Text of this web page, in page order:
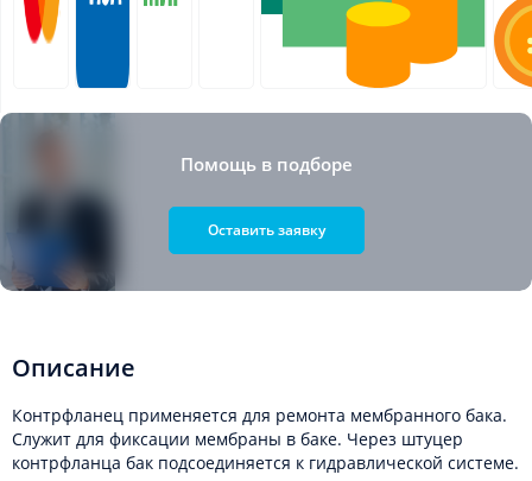
Помощь в подборе
Оставить заявку
Описание
Контрфланец применяется для ремонта мембранного бака.
Служит для фиксации мембраны в баке. Через штуцер
контрфланца бак подсоединяется к гидравлической системе.